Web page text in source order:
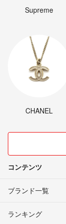
Supreme
CHANEL
コンテンツ
ブランド一覧
ランキング